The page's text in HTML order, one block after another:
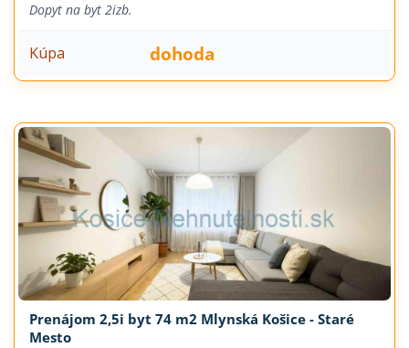
Dopyt na byt 2izb.
Kúpa dohoda
Prenájom 2,5i byt 74 m2 Mlynská Košice - Staré
Mesto